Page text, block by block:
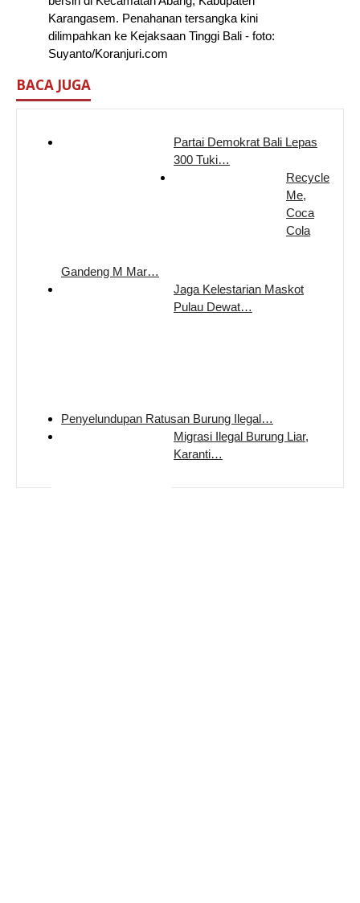
Karangasem. Penahanan tersangka kini
dilimpahkan ke Kejaksaan Tinggi Bali - foto:
Suyanto/Koranjuri.com
BACA JUGA
Partai Demokrat Bali Lepas
300 Tuki…
Recycle
Me,
Coca
Cola
Gandeng M Mar…
Jaga Kelestarian Maskot
Pulau Dewat…
Penyelundupan Ratusan Burung Ilegal…
Migrasi Ilegal Burung Liar,
Karanti…